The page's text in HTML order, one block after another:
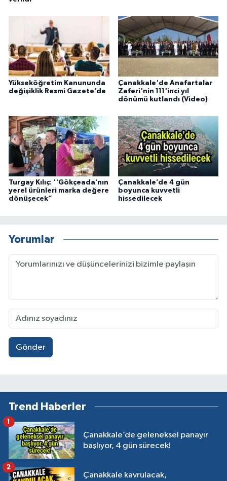
Yükseköğretim Kanununda
değişiklik Resmi Gazete’de
Çanakkale'de Anafartalar
Zaferi'nin 111'inci yıl
dönümü kutlandı (Video)
Turgay Kılıç: ''Gökçeada’nın
yerel ürünleri marka değere
dönüşecek”
Çanakkale’de 4 gün
boyunca kuvvetli
hissedilecek
Yorumlar
Gönder
Trend Haberler
Çanakkale’de geleneksel panayır
başlıyor, 4 gün sürecek!
1
Çanakkale kavrulacak,
2